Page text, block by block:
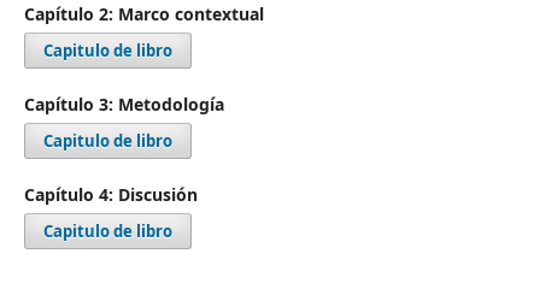
Capítulo 2: Marco contextual
Capitulo de libro
Capítulo 3: Metodología
Capitulo de libro
Capítulo 4: Discusión
Capitulo de libro